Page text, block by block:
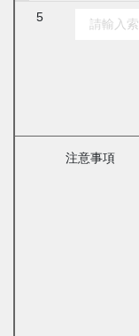
5
注意事項